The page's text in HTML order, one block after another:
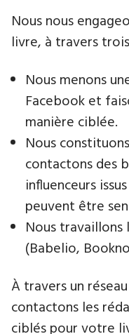
Nous nous
livre​, à travers
Nous menons
Facebook et
manière ciblée.
Nous
contactons des
influenceurs
peuvent être
Nous
(Babelio,
À travers un
contactons les
ciblés pour votre